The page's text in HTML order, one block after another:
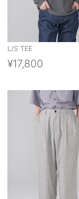
L/S TEE
¥17,800